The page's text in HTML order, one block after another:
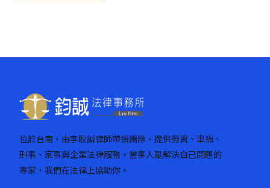
位於台南，由李耿誠律師帶領團隊，提供勞資、車禍、
刑事、家事與企業法律服務。當事人是解決自己問題的
專家，我們在法律上協助你。